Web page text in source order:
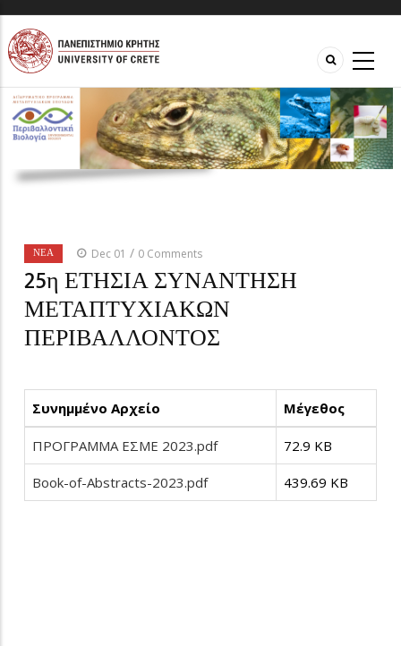
ΝΈΑ Dec 01 / 0 Comments
25η ΕΤΗΣΙΑ ΣΥΝΑΝΤΗΣΗ
ΜΕΤΑΠΤΥΧΙΑΚΩΝ
ΠΕΡΙΒΑΛΛΟΝΤΟΣ
Συνημμένο Αρχείο Μέγεθος
ΠΡΟΓΡΑΜΜΑ ΕΣΜΕ 2023.pdf 72.9 KB
Book-of-Abstracts-2023.pdf 439.69 KB